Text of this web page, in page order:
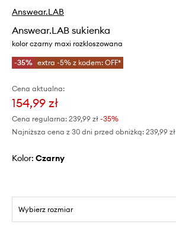
Answear.LAB
Answear.LAB sukienka
kolor czarny maxi rozkloszowana
-35% extra -5% z kodem: OFF*
Cena aktualna:
154,99 zł
Cena regularna: 239,99 zł -35%
Najniższa cena z 30 dni przed obniżką: 239,99 zł
Kolor: czarny
Wybierz rozmiar